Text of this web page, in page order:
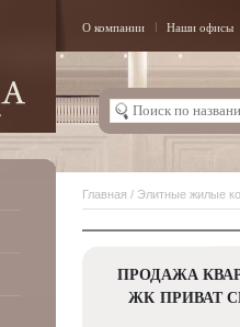
О компании Наши офисы
Главная / Элитные жилые
ПРОДАЖА
ЖК ПРИВАТ